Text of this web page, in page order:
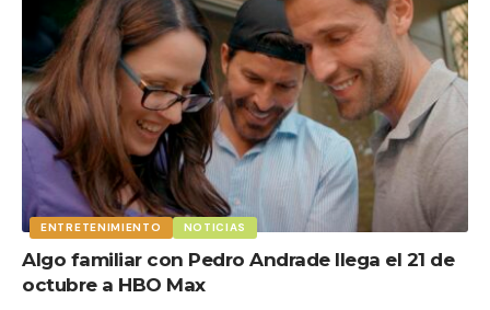
ENTRETENIMIENTO NOTICIAS
Algo familiar con Pedro Andrade llega el 21 de
octubre a HBO Max